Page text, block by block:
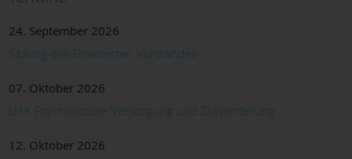
24. September 2026
Sitzung des Erweiterten Vorstandes
07. Oktober 2026
UAK Psychosoziale Versorgung und Zuwanderung
12. Oktober 2026